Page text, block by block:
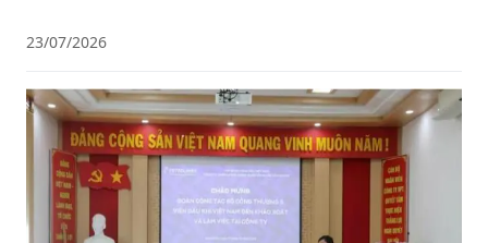
23/07/2026